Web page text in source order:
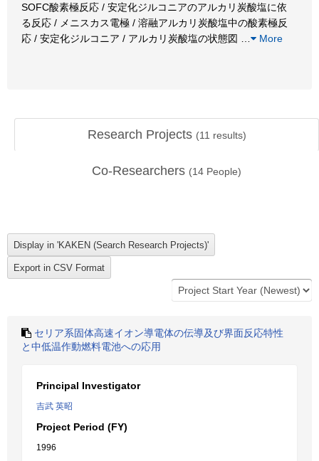
SOFC酸素極反応 / 安定化ジルコニアのアルカリ炭酸塩に依
る反応 / メニスカス電極 / 溶融アルカリ炭酸塩中の酸素極反
応 / 安定化ジルコニア / アルカリ炭酸塩の状態図
More
Research Projects (11 results)
Co-Researchers (14 People)
セリア系固体高速イオン導電体の伝導及び界面反応特性
と中低温作動燃料電池への応用
Principal Investigator
吉武 英昭
Project Period (FY)
1996